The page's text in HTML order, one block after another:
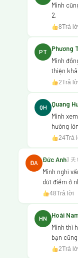
Mình
2.
8Trả
PT Phương
Mình
thiện
2Trả
QH Quang
Mình
hưởng
24Trả
ĐA Đức Anh3 天
Mình nghĩ
dứt điểm ở
48Trả lời
HN Hoài
Mình thì
bạn
2Trả